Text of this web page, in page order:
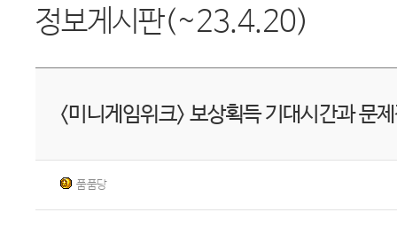
정보게시판(~23.4.20)
<미니게임위크> 보상획득 기대시간과 문
품품당